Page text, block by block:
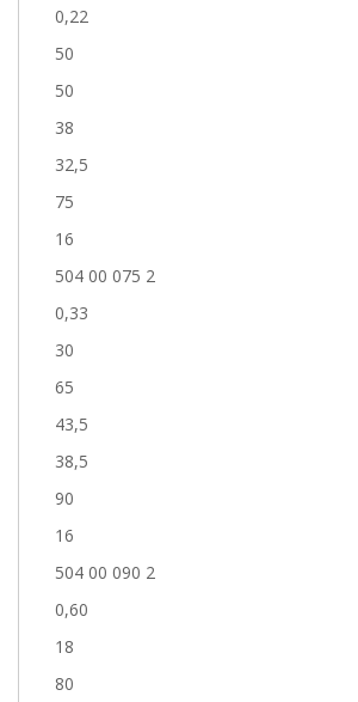
0,22
50
50
38
32,5
75
16
504 00 075 2
0,33
30
65
43,5
38,5
90
16
504 00 090 2
0,60
18
80